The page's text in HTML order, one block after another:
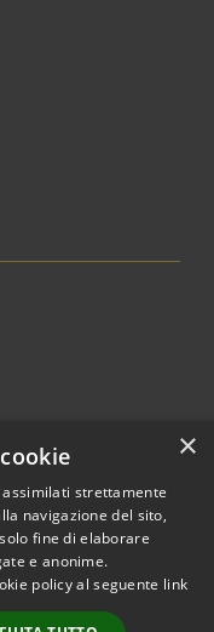
© 2026 • Comune di
• Powered by
×
strettamente
navigazione del sito,
fine di elaborare
e anonime.
policy al seguente link